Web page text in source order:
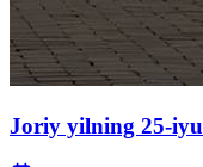
Joriy yilning 25-